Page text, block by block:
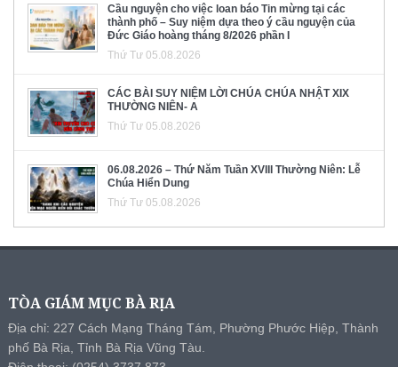
Cầu nguyện cho việc loan báo Tin mừng tại các
thành phố – Suy niệm dựa theo ý cầu nguyện của
Đức Giáo hoàng tháng 8/2026 phần I
Thứ Tư 05.08.2026
CÁC BÀI SUY NIỆM LỜI CHÚA CHÚA NHẬT XIX
THƯỜNG NIÊN- A
Thứ Tư 05.08.2026
06.08.2026 – Thứ Năm Tuần XVIII Thường Niên: Lễ
Chúa Hiển Dung
Thứ Tư 05.08.2026
TÒA GIÁM MỤC BÀ RỊA
Địa chỉ: 227 Cách Mạng Tháng Tám, Phường Phước Hiệp, Thành
phố Bà Rịa, Tỉnh Bà Rịa Vũng Tàu.